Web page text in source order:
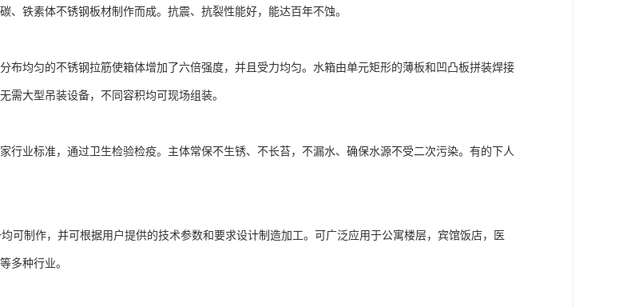
铁素体不锈钢板材制作而成。抗震、抗裂性能好，能达百年不蚀。
均匀的不锈钢拉筋使箱体增加了六倍强度，并且受力均匀。水箱由单元矩形的薄板和凹凸板拼装焊接
需大型吊装设备，不同容积均可现场组装。
业标准，通过卫生检验检疫。主体常保不生锈、不长苔，不漏水、确保水源不受二次污染。有的下人
制作，并可根据用户提供的技术参数和要求设计制造加工。可广泛应用于公寓楼层，宾馆饭店，医
多种行业。